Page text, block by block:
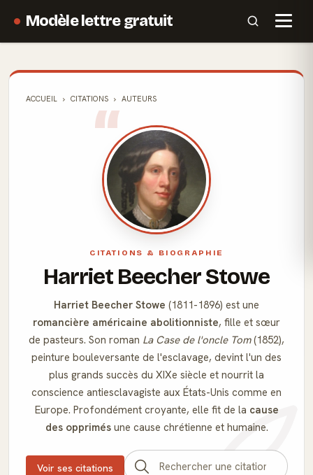
Modèle lettre gratuit
ACCUEIL CITATIONS AUTEURS
CITATIONS & BIOGRAPHIE
Harriet Beecher Stowe
Harriet Beecher Stowe (1811-1896) est une
romancière américaine abolitionniste, fille et sœur
de pasteurs. Son roman La Case de l'oncle Tom(1852),
peinture bouleversante de l'esclavage, devint l'un des
plus grands succès du XIXe siècle et nourrit la
conscience antiesclavagiste aux États-Unis comme en
Europe. Profondément croyante, elle fit de la cause
des opprimésune cause chrétienne et humaine.
Voir ses citations